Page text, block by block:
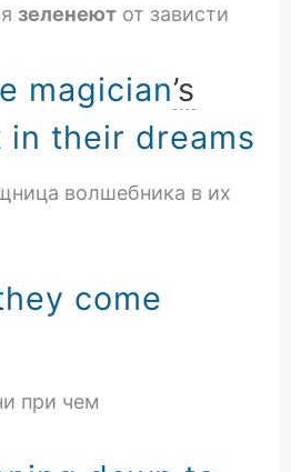
зеленеютот зависти
magician’s
in their dreams
волшебника в их
come
при чем